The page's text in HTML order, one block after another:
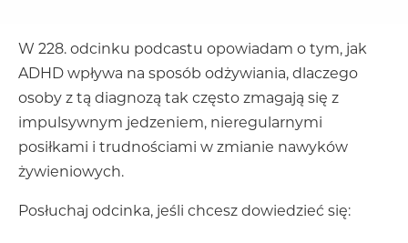
W 228. odcinku podcastu opowiadam o tym, jak
ADHD wpływa na sposób odżywiania, dlaczego
osoby z tą diagnozą tak często zmagają się z
impulsywnym jedzeniem, nieregularnymi
posiłkami i trudnościami w zmianie nawyków
żywieniowych.
Posłuchaj odcinka, jeśli chcesz dowiedzieć się: